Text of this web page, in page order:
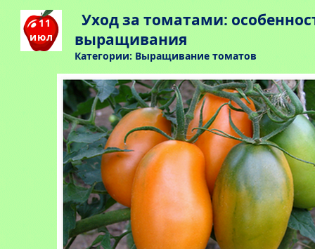
11
июл
Уход за томатами:
выращивания
Категории: Выращивание томатов